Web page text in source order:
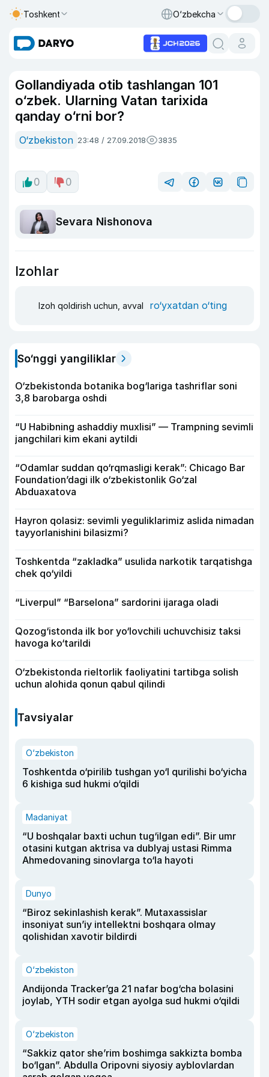
Toshkent O‘zbekcha
Gollandiyada otib tashlangan 101
o‘zbek. Ularning Vatan tarixida
qanday o‘rni bor?
O‘zbekiston 23:48 / 27.09.2018 3835
0 0
Sevara Nishonova
Izohlar
Izoh qoldirish uchun, avval ro‘yxatdan o‘ting
So‘nggi yangiliklar
O‘zbekistonda botanika bog‘lariga tashriflar soni
3,8 barobarga oshdi
“U Habibning ashaddiy muxlisi” — Trampning sevimli
jangchilari kim ekani aytildi
“Odamlar suddan qo‘rqmasligi kerak”: Chicago Bar
Foundation’dagi ilk o‘zbekistonlik Go‘zal
Abduaxatova
Hayron qolasiz: sevimli yeguliklarimiz aslida nimadan
tayyorlanishini bilasizmi?
Toshkentda “zakladka” usulida narkotik tarqatishga
chek qo‘yildi
“Liverpul” “Barselona” sardorini ijaraga oladi
Qozog‘istonda ilk bor yo‘lovchili uchuvchisiz taksi
havoga ko‘tarildi
O‘zbekistonda rieltorlik faoliyatini tartibga solish
uchun alohida qonun qabul qilindi
Tavsiyalar
O‘zbekiston
Toshkentda o‘pirilib tushgan yo‘l qurilishi bo‘yicha
6 kishiga sud hukmi o‘qildi
Madaniyat
“U boshqalar baxti uchun tug‘ilgan edi”. Bir umr
otasini kutgan aktrisa va dublyaj ustasi Rimma
Ahmedovaning sinovlarga to‘la hayoti
Dunyo
“Biroz sekinlashish kerak”. Mutaxassislar
insoniyat sun’iy intellektni boshqara olmay
qolishidan xavotir bildirdi
O‘zbekiston
Andijonda Tracker’ga 21 nafar bog‘cha bolasini
joylab, YTH sodir etgan ayolga sud hukmi o‘qildi
O‘zbekiston
“Sakkiz qator she’rim boshimga sakkizta bomba
bo‘lgan”. Abdulla Oripovni siyosiy ayblovlardan